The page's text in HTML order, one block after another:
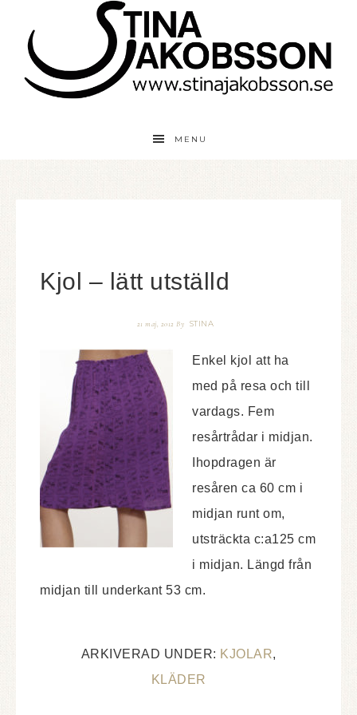
MENU
Kjol – lätt utställd
21 maj, 2012 By STINA
Enkel kjol att ha
med på resa och till
vardags. Fem
resårtrådar i midjan.
Ihopdragen är
resåren ca 60 cm i
midjan runt om,
utsträckta c:a125 cm
i midjan. Längd från
midjan till underkant 53 cm.
ARKIVERAD UNDER: KJOLAR,
KLÄDER